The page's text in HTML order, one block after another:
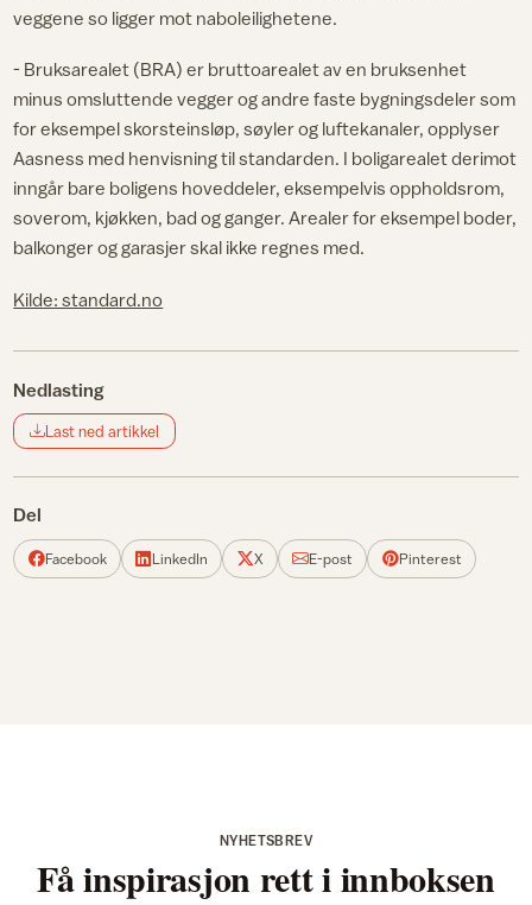
veggene so ligger mot naboleilighetene.
- Bruksarealet (BRA) er bruttoarealet av en bruksenhet
minus omsluttende vegger og andre faste bygningsdeler som
for eksempel skorsteinsløp, søyler og luftekanaler, opplyser
Aasness med henvisning til standarden. I boligarealet derimot
inngår bare boligens hoveddeler, eksempelvis oppholdsrom,
soverom, kjøkken, bad og ganger. Arealer for eksempel boder,
balkonger og garasjer skal ikke regnes med.
Kilde: standard.no
Nedlasting
Last ned artikkel
Del
Facebook LinkedIn X E-post Pinterest
NYHETSBREV
Få inspirasjon rett i innboksen